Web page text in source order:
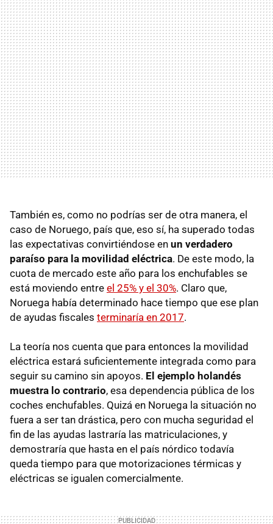
También es, como no podrías ser de otra manera, el
caso de Noruego, país que, eso sí, ha superado todas
las expectativas convirtiéndose en un verdadero
paraíso para la movilidad eléctrica. De este modo, la
cuota de mercado este año para los enchufables se
está moviendo entre el 25% y el 30%. Claro que,
Noruega había determinado hace tiempo que ese plan
de ayudas fiscales terminaría en 2017.
La teoría nos cuenta que para entonces la movilidad
eléctrica estará suficientemente integrada como para
seguir su camino sin apoyos. El ejemplo holandés
muestra lo contrario, esa dependencia pública de los
coches enchufables. Quizá en Noruega la situación no
fuera a ser tan drástica, pero con mucha seguridad el
fin de las ayudas lastraría las matriculaciones, y
demostraría que hasta en el país nórdico todavía
queda tiempo para que motorizaciones térmicas y
eléctricas se igualen comercialmente.